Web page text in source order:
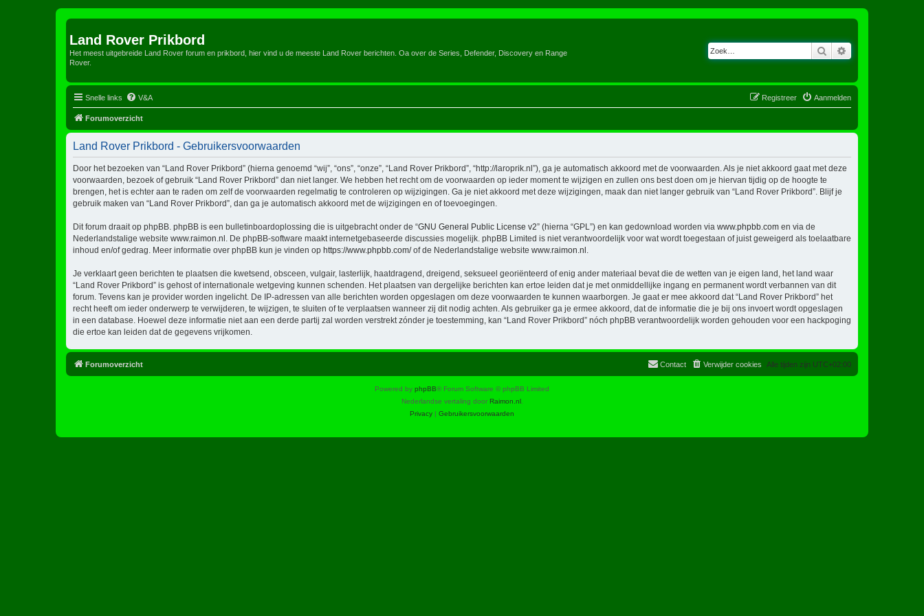
Land Rover Prikbord
Het meest uitgebreide Land Rover forum en prikbord, hier vind u de meeste Land Rover berichten. Oa over de Series, Defender, Discovery en Range
Rover.
Zoek
Snelle links V&A Aanmelden
Registreer
Forumoverzicht
Land Rover Prikbord - Gebruikersvoorwaarden
Door het bezoeken van “Land Rover Prikbord” (hierna genoemd “wij”, “ons”, “onze”, “Land Rover Prikbord”, “http://laroprik.nl”), ga je automatisch akkoord met de voorwaarden. Als je niet akkoord gaat met deze
voorwaarden, bezoek of gebruik “Land Rover Prikbord” dan niet langer. We hebben het recht om de voorwaarden op ieder moment te wijzigen en zullen ons best doen om je hiervan tijdig op de hoogte te
brengen, het is echter aan te raden om zelf de voorwaarden regelmatig te controleren op wijzigingen. Ga je niet akkoord met deze wijzigingen, maak dan niet langer gebruik van “Land Rover Prikbord”. Blijf je
gebruik maken van “Land Rover Prikbord”, dan ga je automatisch akkoord met de wijzigingen en of toevoegingen.
Dit forum draait op phpBB. phpBB is een bulletinboardoplossing die is uitgebracht onder de “GNU General Public License v2” (hierna “GPL”) en kan gedownload worden via www.phpbb.com en via de
Nederlandstalige website www.raimon.nl . De phpBB-software maakt internetgebaseerde discussies mogelijk. phpBB Limited is niet verantwoordelijk voor wat wordt toegestaan of juist geweigerd als toelaatbare
inhoud en/of gedrag. Meer informatie over phpBB kun je vinden op https://www.phpbb.com/of de Nederlandstalige website www.raimon.nl
Je verklaart geen berichten te plaatsen die kwetsend, obsceen, vulgair, lasterlijk, haatdragend, dreigend, seksueel georiënteerd of enig ander materiaal bevat die de wetten van je eigen land, het land waar
“Land Rover Prikbord” is gehost of internationale wetgeving kunnen schenden. Het plaatsen van dergelijke berichten kan ertoe leiden dat je met onmiddellijke ingang en permanent wordt verbannen van dit
forum. Tevens kan je provider worden ingelicht. De IP-adressen van alle berichten worden opgeslagen om deze voorwaarden te kunnen waarborgen. Je gaat er mee akkoord dat “Land Rover Prikbord” het
recht heeft om ieder onderwerp te verwijderen, te wijzigen, te sluiten of te verplaatsen wanneer zij dit nodig achten. Als gebruiker ga je ermee akkoord, dat de informatie die je bij ons invoert wordt opgeslagen
in een database. Hoewel deze informatie niet aan een derde partij zal worden verstrekt zónder je toestemming, kan “Land Rover Prikbord” nóch phpBB verantwoordelijk worden gehouden voor een hackpoging
die ertoe kan leiden dat de gegevens vrijkomen.
Forumoverzicht Alle tijden zijn UTC+02:00
Verwijder cookies
Contact
Powered by phpBB® Forum Software © phpBB Limited
Nederlandse vertaling door Raimon.nl.
Privacy | Gebruikersvoorwaarden